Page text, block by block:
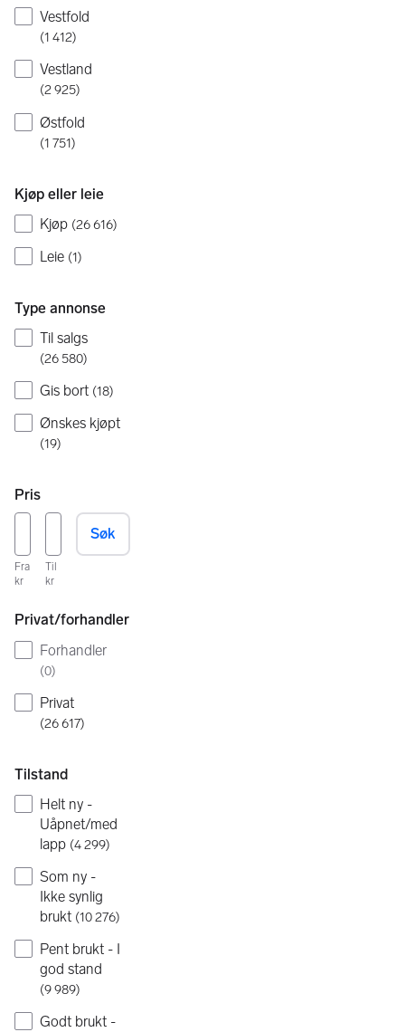
Vestfold
(1 412)
Vestland
(2 925)
Østfold
(1 751)
Kjøp eller leie
Kjøp (26 616)
Leie (1)
Type annonse
Til salgs
(26 580)
Gis bort (18)
Ønskes kjøpt
(19)
Pris
Fra
kr
Til
kr
Søk
Privat/forhandler
Forhandler
(0)
Privat
(26 617)
Tilstand
Helt ny -
Uåpnet/med
lapp (4 299)
Som ny -
Ikke synlig
brukt (10 276)
Pent brukt - I
god stand
(9 989)
Godt brukt -